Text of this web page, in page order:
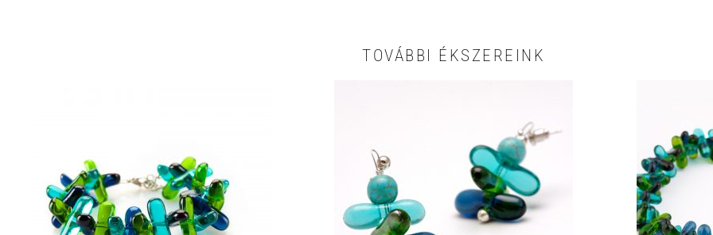
TOVÁBBI ÉKSZEREINK